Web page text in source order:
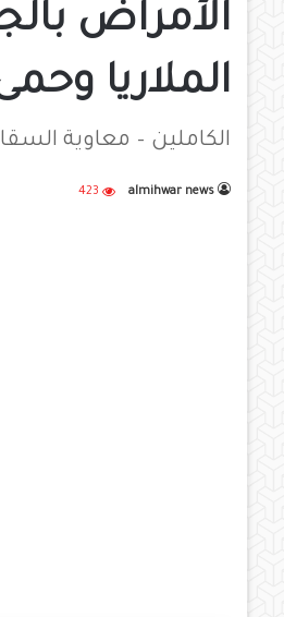
الأمراض
الملاريا
الكاملين – معاوية السقا
almihwar news
423